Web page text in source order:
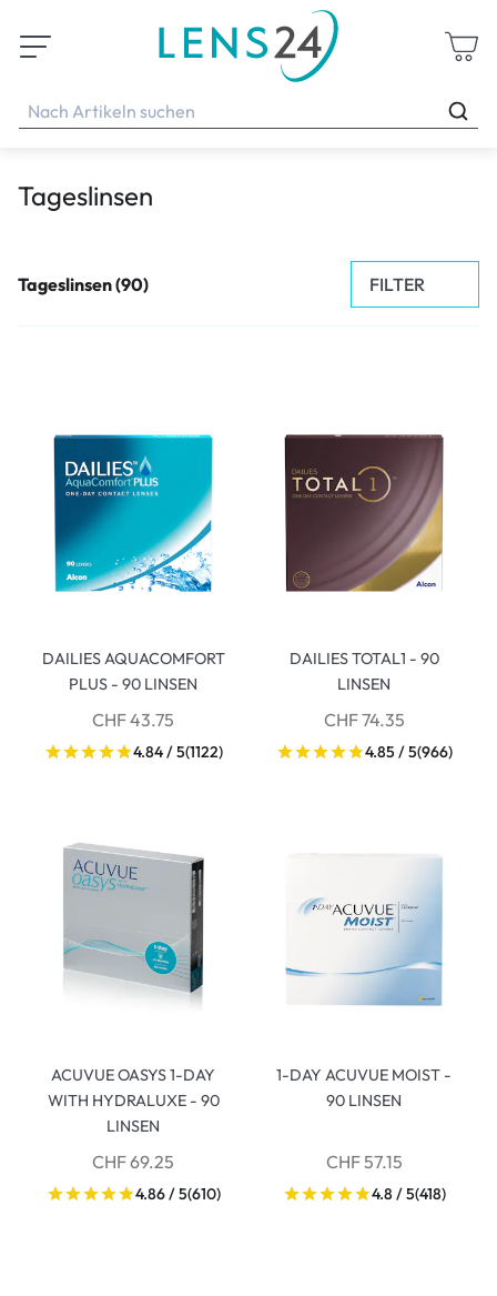
Tageslinsen
Tageslinsen (90) FILTER
DAILIES AQUACOMFORT
PLUS - 90 LINSEN
CHF 43.75
4.84 / 5(1122)
DAILIES TOTAL1 - 90
LINSEN
CHF 74.35
4.85 / 5(966)
ACUVUE OASYS 1-DAY
WITH HYDRALUXE - 90
LINSEN
CHF 69.25
4.86 / 5(610)
1-DAY ACUVUE MOIST -
90 LINSEN
CHF 57.15
4.8 / 5(418)